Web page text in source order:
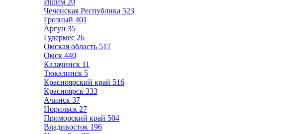
Ишим 20
Чеченская Республика 523
Грозный 401
Аргун 35
Гудермес 26
Омская область 517
Омск 440
Калачинск 11
Тюкалинск 5
Красноярский край 516
Красноярск 333
Ачинск 37
Норильск 27
Приморский край 504
Владивосток 196